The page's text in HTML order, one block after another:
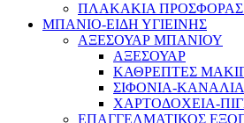
ΠΛΑΚΑΚΙΑ
ΜΠΑΝΙΟ-ΕΙΔΗ ΥΓΙΕΙΝΗΣ
ΑΞΕΣΟΥΑΡ ΜΠΑΝΙΟΥ
ΑΞΕΣΟΥΑΡ
ΚΑΘΡΕΠΤΕΣ
ΣΙΦΟΝΙΑ-ΚΑΝΑΛΙΑ
ΧΑΡΤΟΔΟΧΕΙΑ-
ΕΠΑΓΓΕΛΜΑΤΙΚΟΣ